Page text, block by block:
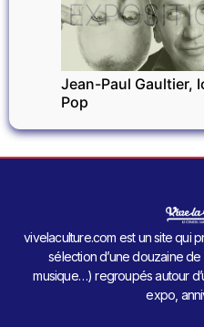
Jean-Paul Gaultier,
Pop
vivelaculture.com est un site qui
sélection d’une douzaine de
musique…) regroupés autour
expo,